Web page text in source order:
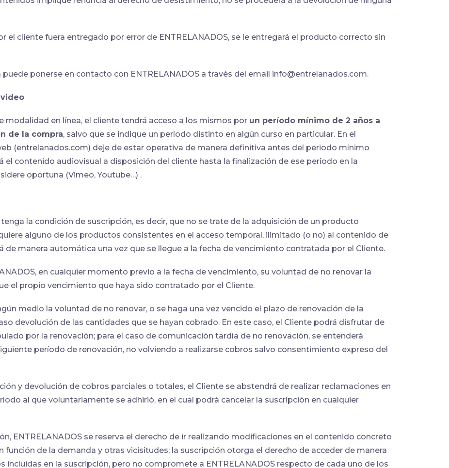
el cliente fuera entregado por error de ENTRELANADOS, se le entregará el producto correcto sin
ponerse en contacto con ENTRELANADOS a través del email info@entrelanados.com.
modalidad en línea, el cliente tendrá acceso a los mismos por un período mínimo de 2 años a
de la compra, salvo que se indique un período distinto en algún curso en particular. En el
(entrelanados.com) deje de estar operativa de manera definitiva antes del periodo mínimo
el contenido audiovisual a disposición del cliente hasta la finalización de ese periodo en la
oportuna (Vimeo, Youtube…) .
la condición de suscripción, es decir, que no se trate de la adquisición de un producto
alguno de los productos consistentes en el acceso temporal, ilimitado (o no) al contenido de
de manera automática una vez que se llegue a la fecha de vencimiento contratada por el Cliente.
en cualquier momento previo a la fecha de vencimiento, su voluntad de no renovar la
el propio vencimiento que haya sido contratado por el Cliente.
medio la voluntad de no renovar, o se haga una vez vencido el plazo de renovación de la
devolución de las cantidades que se hayan cobrado. En este caso, el Cliente podrá disfrutar de
por la renovación; para el caso de comunicación tardía de no renovación, se entenderá
período de renovación, no volviendo a realizarse cobros salvo consentimiento expreso del
y devolución de cobros parciales o totales, el Cliente se abstendrá de realizar reclamaciones en
al que voluntariamente se adhirió, en el cual podrá cancelar la suscripción en cualquier
ENTRELANADOS se reserva el derecho de ir realizando modificaciones en el contenido concreto
de la demanda y otras vicisitudes; la suscripción otorga el derecho de acceder de manera
en la suscripción, pero no compromete a ENTRELANADOS respecto de cada uno de los